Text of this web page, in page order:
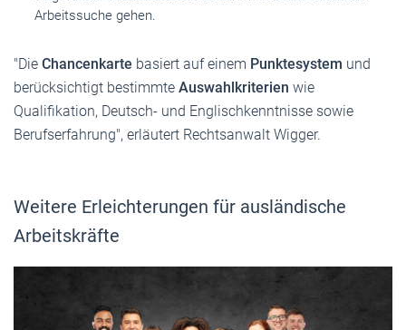
Arbeitssuche gehen.
"Die Chancenkarte basiert auf einem Punktesystem und
berücksichtigt bestimmte Auswahlkriterien wie
Qualifikation, Deutsch- und Englischkenntnisse sowie
Berufserfahrung", erläutert Rechtsanwalt Wigger.
Weitere Erleichterungen für ausländische
Arbeitskräfte